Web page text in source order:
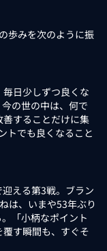
歩みを次のように振
日少しずつ良くな
の世の中は、何で
することだけに集
トでも良くなること
える第3戦。ブラン
は、いまや53年ぶり
「小柄なポイント
す瞬間も、すぐそ